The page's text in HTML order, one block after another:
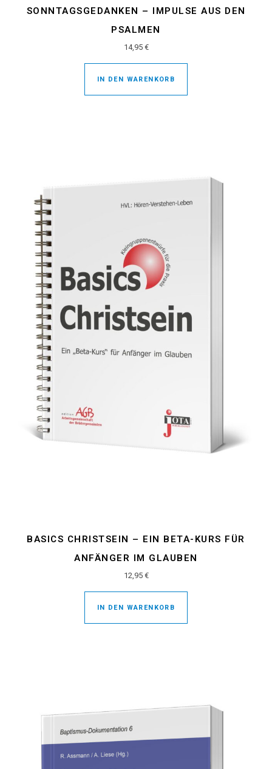
SONNTAGSGEDANKEN – IMPULSE AUS DEN
PSALMEN
14,95 €
IN DEN WARENKORB
BASICS CHRISTSEIN – EIN BETA-KURS FÜR
ANFÄNGER IM GLAUBEN
12,95 €
IN DEN WARENKORB